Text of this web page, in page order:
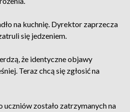
na kuchnię. Dyrektor zaprzecza
się jedzeniem.
że identyczne objawy
Teraz chcą się zgłosić na
zostało zatrzymanych na